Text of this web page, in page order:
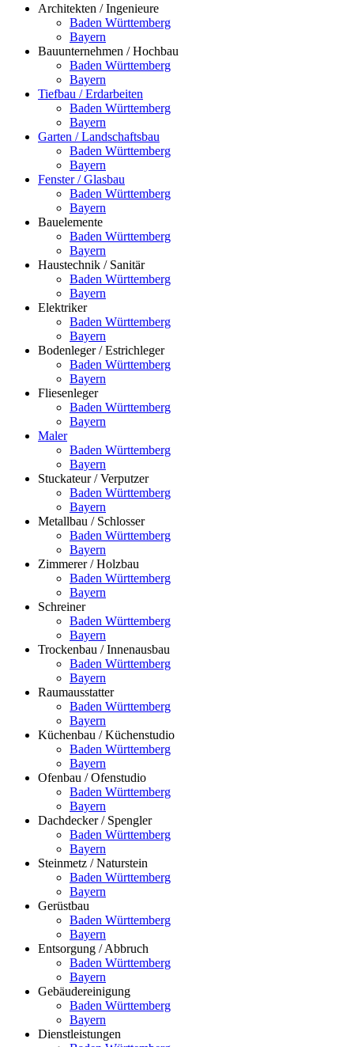
Architekten / Ingenieure
Baden Württemberg
Bayern
Bauunternehmen / Hochbau
Baden Württemberg
Bayern
Tiefbau / Erdarbeiten
Baden Württemberg
Bayern
Garten / Landschaftsbau
Baden Württemberg
Bayern
Fenster / Glasbau
Baden Württemberg
Bayern
Bauelemente
Baden Württemberg
Bayern
Haustechnik / Sanitär
Baden Württemberg
Bayern
Elektriker
Baden Württemberg
Bayern
Bodenleger / Estrichleger
Baden Württemberg
Bayern
Fliesenleger
Baden Württemberg
Bayern
Maler
Baden Württemberg
Bayern
Stuckateur / Verputzer
Baden Württemberg
Bayern
Metallbau / Schlosser
Baden Württemberg
Bayern
Zimmerer / Holzbau
Baden Württemberg
Bayern
Schreiner
Baden Württemberg
Bayern
Trockenbau / Innenausbau
Baden Württemberg
Bayern
Raumausstatter
Baden Württemberg
Bayern
Küchenbau / Küchenstudio
Baden Württemberg
Bayern
Ofenbau / Ofenstudio
Baden Württemberg
Bayern
Dachdecker / Spengler
Baden Württemberg
Bayern
Steinmetz / Naturstein
Baden Württemberg
Bayern
Gerüstbau
Baden Württemberg
Bayern
Entsorgung / Abbruch
Baden Württemberg
Bayern
Gebäudereinigung
Baden Württemberg
Bayern
Dienstleistungen